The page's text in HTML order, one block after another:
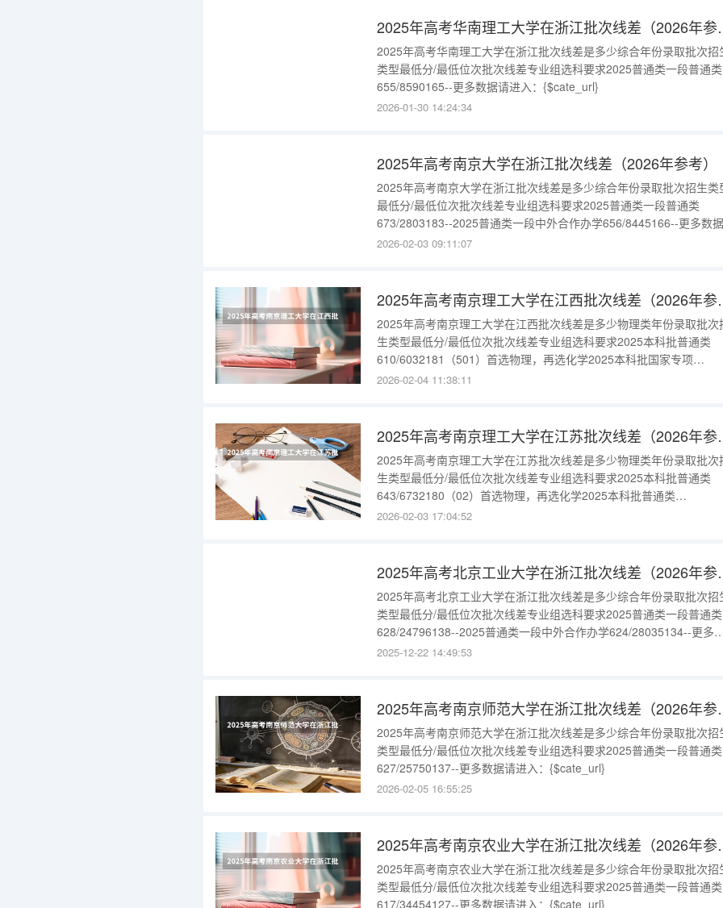
2025年高考
2025年高考华南理工大学在浙江批次线差是多少综合年份录取批次招
类型最低分/最低位次批次线差专业组选科要求2025普通类一段普通类
655/8590165--更多数据请进入：{$cate_url}
2026-01-30 14:24:34
2025年高考南京大学在浙江批次线差（2026年参考）
2025年高考南京大学在浙江批次线差是多少综合年份录取批次招生类
最低分/最低位次批次线差专业组选科要求2025普通类一段普通类
673/2803183--2025普通类一段中外合作办学656/8445166--更多数
进入：{$cate_url}
2026-02-03 09:11:07
2025年高考
2025年高考南京理工大学在江西批次线差是多少物理类年份录取批次
生类型最低分/最低位次批次线差专业组选科要求2025本科批普通类
610/6032181（501）首选物理，再选化学2025本科批国家专项
600/8966171（562）首选物理，再选化学2025本科批国家专项
2026-02-04 11:38:11
2025年高考
2025年高考南京理工大学在江苏批次线差是多少物理类年份录取批次
生类型最低分/最低位次批次线差专业组选科要求2025本科批普通类
643/6732180（02）首选物理，再选化学2025本科批普通类
642/7121179（03）首选物理，再选化学2025本科批普通类
2026-02-03 17:04:52
2025年高考
2025年高考北京工业大学在浙江批次线差是多少综合年份录取批次招
类型最低分/最低位次批次线差专业组选科要求2025普通类一段普通类
628/24796138--2025普通类一段中外合作办学624/28035134--更多
据请进入：{$cate_url}
2025-12-22 14:49:53
2025年高考
2025年高考南京师范大学在浙江批次线差是多少综合年份录取批次招
类型最低分/最低位次批次线差专业组选科要求2025普通类一段普通类
627/25750137--更多数据请进入：{$cate_url}
2026-02-05 16:55:25
2025年高考
2025年高考南京农业大学在浙江批次线差是多少综合年份录取批次招
类型最低分/最低位次批次线差专业组选科要求2025普通类一段普通类
617/34454127--更多数据请进入：{$cate_url}